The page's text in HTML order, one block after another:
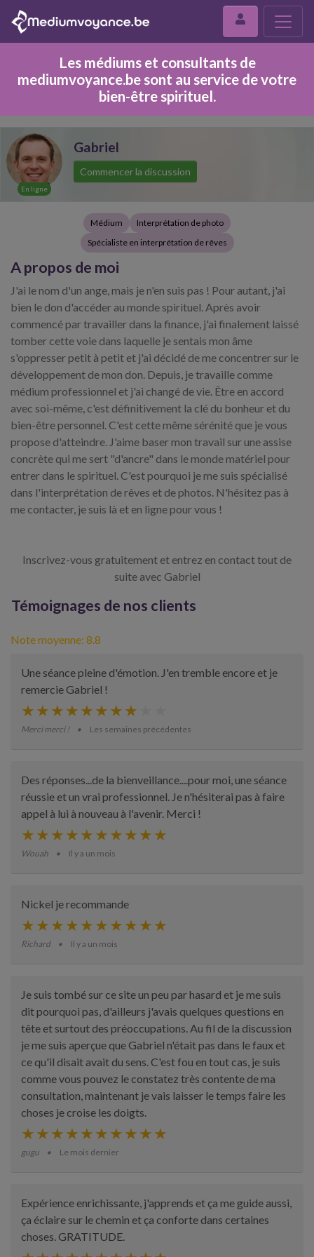
Les médiums et consultants de
mediumvoyance.be sont au service de votre
bien-être spirituel.
En ligne
Gabriel
Commencer la discussion
Médium
Interprétation de photo
Spécialiste en interprétation de rêves
A propos de moi
J'ai le nom d'un ange, mais je n'en suis pas ! Pour autant, j'ai
bien le don d'accéder au monde spirituel. Après avoir
commencé par travailler dans la finance, j'ai finalement laissé
tomber cette voie dans laquelle je sentais mon âme
s'oppresser petit à petit et j'ai décidé de me concentrer sur le
développement de mon don. Depuis, je travaille comme
médium professionnel et j'ai changé de vie. Être en accord
avec soi-même, c'est définitivement la clé du bonheur et du
bien-être personnel. C'est cette même sérénité que je vous
propose d'atteindre. J'aime baser mon travail sur une assise
concrète qui me sert "d'ancre" dans le monde matériel pour
entrer dans le spirituel. C'est pourquoi je me suis spécialisé
dans l'interprétation de rêves et de photos. N'hésitez pas à
me contacter, je suis là et en ligne pour vous !
Inscrivez-vous gratuitement et entrez en contact tout de
suite avec Gabriel
Témoignages de nos clients
Note moyenne: 8.8
Une séance pleine d'émotion. J'en tremble encore et je
remercie Gabriel !
Merci merci ! Les semaines précédentes
Des réponses...de la bienveillance....pour moi, une séance
réussie et un vrai professionnel. Je n'hésiterai pas à faire
appel à lui à nouveau à l'avenir. Merci !
Wouah Il y a un mois
Nickel je recommande
Richard Il y a un mois
Je suis tombé sur ce site un peu par hasard et je me suis
dit pourquoi pas, d'ailleurs j'avais quelques questions en
tête et surtout des préoccupations. Au fil de la discussion
je me suis aperçue que Gabriel n'était pas dans le faux et
ce qu'il disait avait du sens. C'est fou en tout cas, je suis
comme vous pouvez le constatez très contente de ma
consultation, maintenant je vais laisser le temps faire les
choses je croise les doigts.
gugu Le mois dernier
Expérience enrichissante, j'apprends et ça me guide aussi,
ça éclaire sur le chemin et ça conforte dans certaines
choses. GRATITUDE.